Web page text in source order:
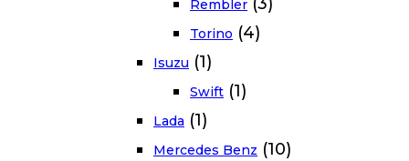
Rembler
Torino (4)
Isuzu (1)
Swift (1)
Lada (1)
Mercedes Benz (10)